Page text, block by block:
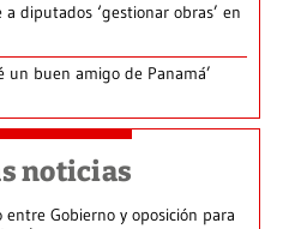
diputados ‘gestionar obras’ en
un buen amigo de Panamá’
noticias
Gobierno y oposición para